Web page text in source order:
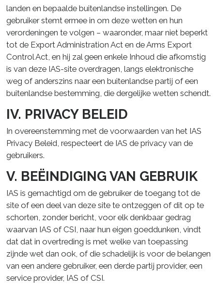
landen en bepaalde buitenlandse instellingen. De
gebruiker stemt ermee in om deze wetten en hun
verordeningen te volgen – waaronder, maar niet beperkt
tot de Export Administration Act en de Arms Export
Control Act, en hij zal geen enkele Inhoud die afkomstig
is van deze IAS-site overdragen, langs elektronische
weg of anderszins naar een buitenlandse partij of een
buitenlandse bestemming, die dergelijke wetten schendt.
IV. PRIVACY BELEID
In overeenstemming met de voorwaarden van het IAS
Privacy Beleid, respecteert de IAS de privacy van de
gebruikers.
V. BEËINDIGING VAN GEBRUIK
IAS is gemachtigd om de gebruiker de toegang tot de
site of een deel van deze site te ontzeggen of dit op te
schorten, zonder bericht, voor elk denkbaar gedrag
waarvan IAS of CSI, naar hun eigen goeddunken, vindt
dat dat in overtreding is met welke van toepassing
zijnde wet dan ook, of die schadelijk is voor de belangen
van een andere gebruiker, een derde partij provider, een
service provider, IAS of CSI.